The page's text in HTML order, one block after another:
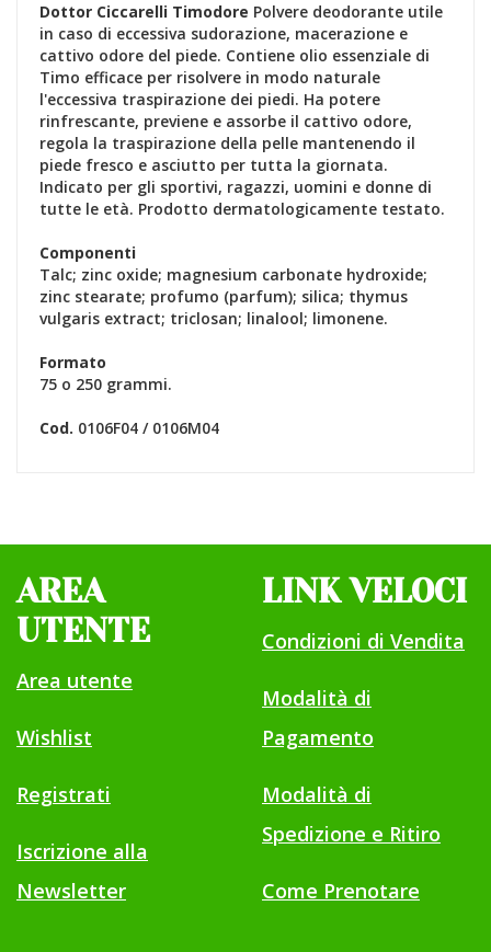
Dottor Ciccarelli Timodore Polvere deodorante utile
in caso di eccessiva sudorazione, macerazione e
cattivo odore del piede. Contiene olio essenziale di
Timo efficace per risolvere in modo naturale
l'eccessiva traspirazione dei piedi. Ha potere
rinfrescante, previene e assorbe il cattivo odore,
regola la traspirazione della pelle mantenendo il
piede fresco e asciutto per tutta la giornata.
Indicato per gli sportivi, ragazzi, uomini e donne di
tutte le età. Prodotto dermatologicamente testato.
Componenti
Talc; zinc oxide; magnesium carbonate hydroxide;
zinc stearate; profumo (parfum); silica; thymus
vulgaris extract; triclosan; linalool; limonene.
Formato
75 o 250 grammi.
Cod. 0106F04 / 0106M04
AREA
UTENTE
Area utente
Wishlist
Registrati
Iscrizione alla
Newsletter
LINK VELOCI
Condizioni di Vendita
Modalità di
Pagamento
Modalità di
Spedizione e Ritiro
Come Prenotare